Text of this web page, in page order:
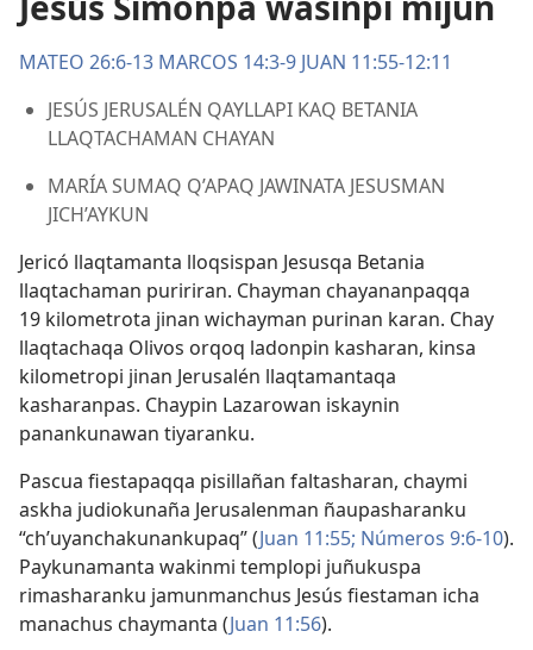
MATEO 26:6-13 MARCOS 14:3-9 JUAN 11:55-12:11
JESÚS JERUSALÉN QAYLLAPI KAQ BETANIA
LLAQTACHAMAN CHAYAN
MARÍA SUMAQ Q’APAQ JAWINATA JESUSMAN
JICH’AYKUN
Jericó llaqtamanta lloqsispan Jesusqa Betania
llaqtachaman puririran. Chayman chayananpaqqa
19 kilometrota jinan wichayman purinan karan. Chay
llaqtachaqa Olivos orqoq ladonpin kasharan, kinsa
kilometropi jinan Jerusalén llaqtamantaqa
kasharanpas. Chaypin Lazarowan iskaynin
panankunawan tiyaranku.
Pascua fiestapaqqa pisillañan faltasharan, chaymi
askha judiokunaña Jerusalenman ñaupasharanku
“ch’uyanchakunankupaq” (Juan 11:55; Números 9:6-10).
Paykunamanta wakinmi templopi juñukuspa
rimasharanku jamunmanchus Jesús fiestaman icha
manachus chaymanta (Juan 11:56).